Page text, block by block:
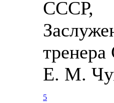
СССР,
Е. М.
5